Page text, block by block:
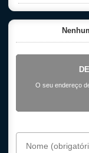
O seu endereço